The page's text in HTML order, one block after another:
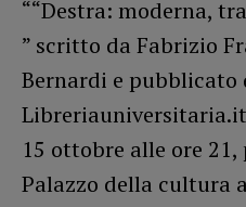
““Destra: moderna,
” scritto da Fabrizio
Bernardi e pubblicato
15 ottobre alle ore
Palazzo della cultura